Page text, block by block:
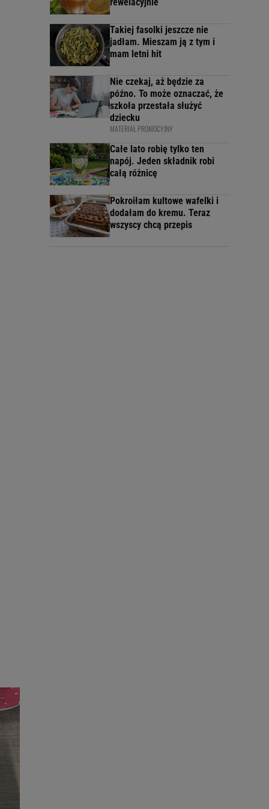
Takiej fasolki jeszcze nie
jadłam. Mieszam ją z tym i
mam letni hit
Nie czekaj, aż będzie za
późno. To może oznaczać, że
szkoła przestała służyć
dziecku
MATERIAŁ PROMOCYJNY
Całe lato robię tylko ten
napój. Jeden składnik robi
całą różnicę
Pokroiłam kultowe wafelki i
dodałam do kremu. Teraz
wszyscy chcą przepis